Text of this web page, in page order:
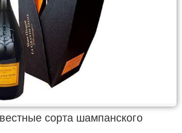
сорта шампанского